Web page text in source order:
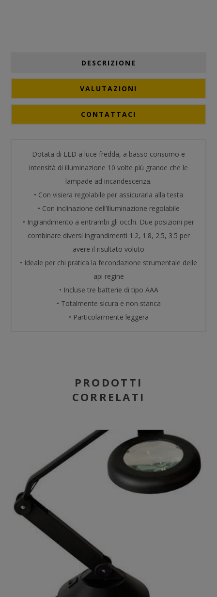
DESCRIZIONE
VALUTAZIONI
CONTATTACI
Dotata di LED a luce fredda, a basso consumo e
intensità di illuminazione 10 volte più grande che le
lampade ad incandescenza.
• Con visiera regolabile per assicurarla alla testa
• Con inclinazione dell’illuminazione regolabile
• Ingrandimento a entrambi gli occhi. Due posizioni per
combinare diversi ingrandimenti 1.2, 1.8, 2.5, 3.5 per
avere il risultato voluto
• Ideale per chi pratica la fecondazione strumentale delle
api regine
• Incluse tre batterie di tipo AAA
• Totalmente sicura e non stanca
• Particolarmente leggera
PRODOTTI
CORRELATI